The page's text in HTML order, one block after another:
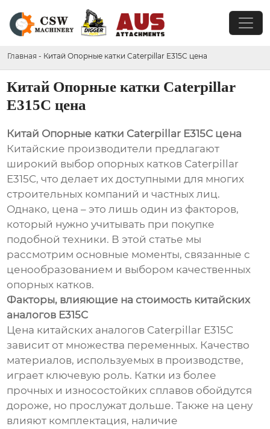
Главная - Китай Опорные катки Caterpillar E315C цена
Китай Опорные катки Caterpillar
E315C цена
Китай Опорные катки Caterpillar E315C цена
Китайские производители предлагают
широкий выбор опорных катков Caterpillar
E315C, что делает их доступными для многих
строительных компаний и частных лиц.
Однако, цена – это лишь один из факторов,
который нужно учитывать при покупке
подобной техники. В этой статье мы
рассмотрим основные моменты, связанные с
ценообразованием и выбором качественных
опорных катков.
Факторы, влияющие на стоимость китайских
аналогов E315C
Цена китайских аналогов Caterpillar E315C
зависит от множества переменных. Качество
материалов, используемых в производстве,
играет ключевую роль. Катки из более
прочных и износостойких сплавов обойдутся
дороже, но прослужат дольше. Также на цену
влияют комплектация, наличие